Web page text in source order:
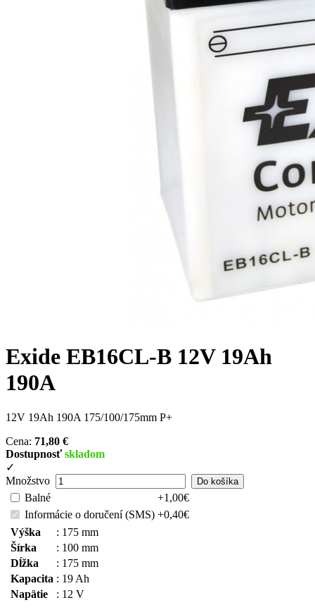
Exide EB16CL-B 12V 19Ah
190A
12V 19Ah 190A 175/100/175mm P+
Cena: 71,80 €
Dostupnosť skladom
✓
Množstvo
Balné
+1,00€
Informácie o doručení (SMS) +0,40€
Výška
: 175 mm
Šírka
: 100 mm
Dĺžka
: 175 mm
Kapacita : 19 Ah
Napätie
: 12 V